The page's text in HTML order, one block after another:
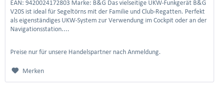
EAN: 9420024172803 Marke: B&G Das vielseitige UKW-Funkgerät B&G
V20S ist ideal für Segeltörns mit der Familie und Club-Regatten. Perfekt
als eigenständiges UKW-System zur Verwendung im Cockpit oder an der
Navigationsstation....
Preise nur für unsere Handelspartner nach Anmeldung.
Merken